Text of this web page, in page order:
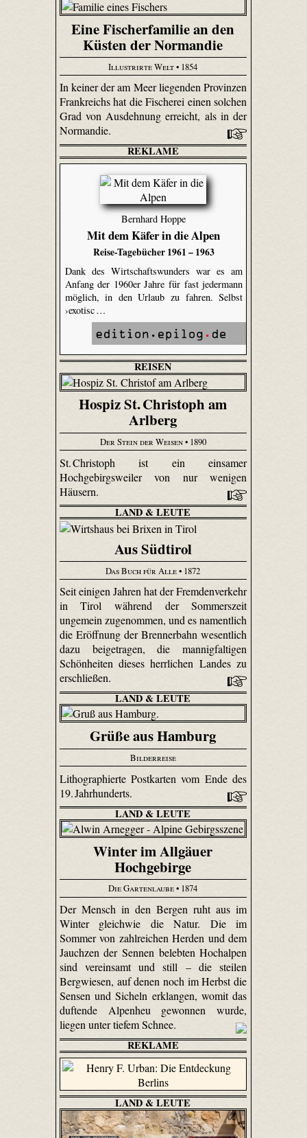
Eine Fischerfamilie an den
Küsten der Normandie
Illustrirte Welt• 1854
In keiner der am Meer liegenden Provinzen
Frankreichs hat die Fischerei einen solchen
Grad von Ausdehnung erreicht, als in der
Normandie.
REKLAME
Bernhard Hoppe
Mit dem Käfer in die Alpen
Reise-Tagebücher 1961 – 1963
Dank des Wirtschaftswunders war es am
Anfang der 1960er Jahre für fast jedermann
möglich, in den Urlaub zu fahren. Selbst
›exotisc …
REISEN
Hospiz St. Christoph am
Arlberg
Der Stein der Weisen• 1890
St. Christoph ist ein einsamer
Hochgebirgsweiler von nur wenigen
Häusern.
LAND & LEUTE
Aus Südtirol
Das Buch für Alle• 1872
Seit einigen Jahren hat der Fremdenverkehr
in Tirol während der Sommers­zeit
ungemein zugenommen, und es namentlich
die Eröffnung der Brennerbahn wesentlich
dazu beigetragen, die mannigfaltigen
Schönheiten dieses herrlichen Landes zu
erschließen.
LAND & LEUTE
Grüße aus Hamburg
Bilderreise
Lithographierte Postkarten vom Ende des
19. Jahrhunderts.
LAND & LEUTE
Winter im Allgäuer
Hochgebirge
Die Gartenlaube• 1874
Der Mensch in den Bergen ruht aus im
Winter gleichwie die Natur. Die im
Sommer von zahlreichen Herden und dem
Jauchzen der Sennen belebten Hochalpen
sind vereinsamt und still – die steilen
Bergwiesen, auf denen noch im Herbst die
Sensen und Sicheln erklangen, womit das
duftende Alpenheu gewonnen wurde,
liegen unter tiefem Schnee.
REKLAME
LAND & LEUTE